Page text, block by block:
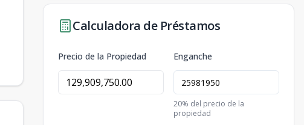
Calculadora de Préstamos
Precio de la Propiedad Enganche
20% del precio de la
propiedad